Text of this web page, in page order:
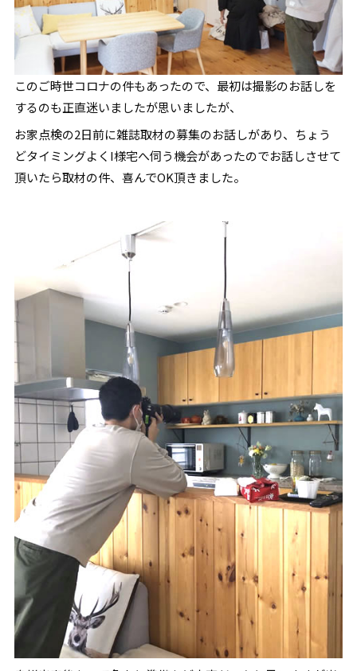
このご時世コロナの件もあったので、最初は撮影のお話しを
するのも正直迷いましたが思いましたが、
お家点検の2日前に雑誌取材の募集のお話しがあり、ちょう
どタイミングよくI様宅へ伺う機会があったのでお話しさせて
頂いたら取材の件、喜んでOK頂きました。